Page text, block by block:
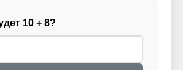
10 + 8?